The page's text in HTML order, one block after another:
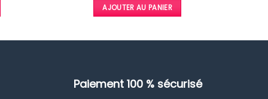
:
€.
€.
était :
10094,00 €.
est :
8075,00 €.
initial
était :
12112,80 €.
actuel
est :
9690,00 €.
AJOUTER AU PANIER
Paiement 100 % sécurisé